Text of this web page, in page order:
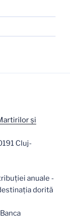
şi
Cluj-
anuale -
dorită